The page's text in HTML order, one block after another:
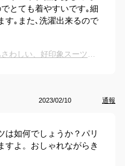
とても着やすいです｡細
す｡また､洗濯出来るので
メンズスーツ│小学校の入学式にふさわしい、好印象スーツ（父親用）のおすすめは？
2023/02/10 通報
は如何でしょうか？パリ
すよ。おしゃれながらき